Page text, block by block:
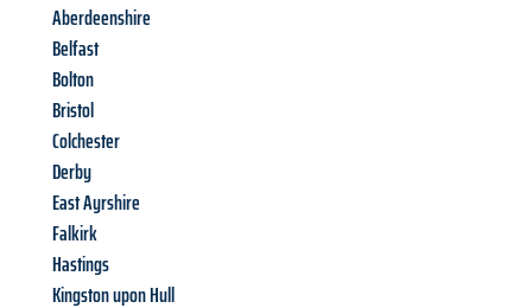
Aberdeenshire
Belfast
Bolton
Bristol
Colchester
Derby
East Ayrshire
Falkirk
Hastings
Kingston upon Hull